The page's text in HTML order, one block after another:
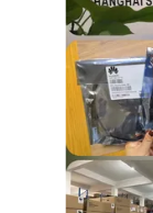
QUALITÉ
NOUS